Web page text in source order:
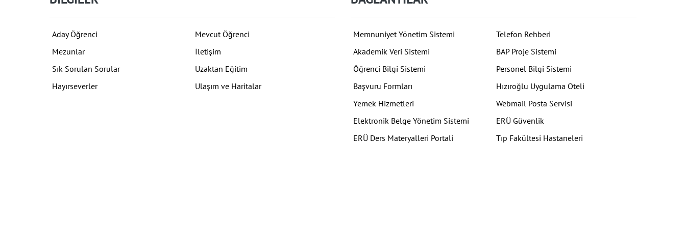
Aday Öğrenci
Mevcut Öğrenci
Mezunlar
İletişim
Sık Sorulan Sorular
Uzaktan Eğitim
Hayırseverler
Ulaşım ve Haritalar
Memnuniyet Yönetim Sistemi
Telefon Rehberi
Akademik Veri Sistemi
BAP Proje Sistemi
Öğrenci Bilgi Sistemi
Personel Bilgi Sistemi
Başvuru Formları
Hızıroğlu Uygulama Oteli
Yemek Hizmetleri
Webmail Posta Servisi
Elektronik Belge Yönetim Sistemi
ERÜ Güvenlik
ERÜ Ders Materyalleri Portali
Tıp Fakültesi Hastaneleri